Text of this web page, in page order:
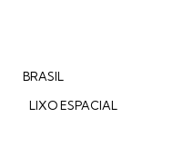
BRASIL
LIXO ESPACIAL